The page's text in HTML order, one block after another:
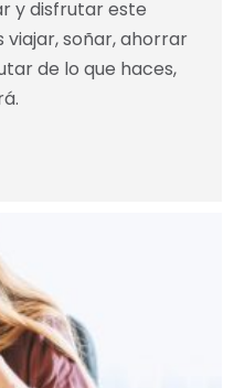
y disfrutar este
viajar, soñar, ahorrar
de lo que haces,